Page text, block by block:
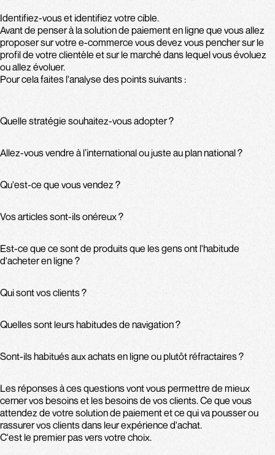
Identifiez-vous et identifiez votre cible.
Avant de penser à la solution de paiement en ligne que vous allez
proposer sur votre e-commerce vous devez vous pencher sur le
profil de votre clientèle et sur le marché dans lequel vous évoluez
ou allez évoluer.
Pour cela faites l'analyse des points suivants :
Quelle stratégie souhaitez-vous adopter ?
Allez-vous vendre à l’international ou juste au plan national ?
Qu'est-ce que vous vendez ?
Vos articles sont-ils onéreux ?
Est-ce que ce sont de produits que les gens ont l'habitude
d'acheter en ligne ?
Qui sont vos clients ?
Quelles sont leurs habitudes de navigation ?
Sont-ils habitués aux achats en ligne ou plutôt réfractaires ?
Les réponses à ces questions vont vous permettre de mieux
cerner vos besoins et les besoins de vos clients. Ce que vous
attendez de votre solution de paiement et ce qui va pousser ou
rassurer vos clients dans leur expérience d'achat.
C'est le premier pas vers votre choix.